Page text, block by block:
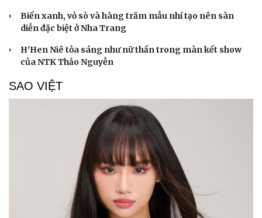
Biển xanh, vỏ sò và hàng trăm mẫu nhí tạo nên sàn
diễn đặc biệt ở Nha Trang
H'Hen Niê tỏa sáng như nữ thần trong màn kết show
của NTK Thảo Nguyễn
SAO VIỆT